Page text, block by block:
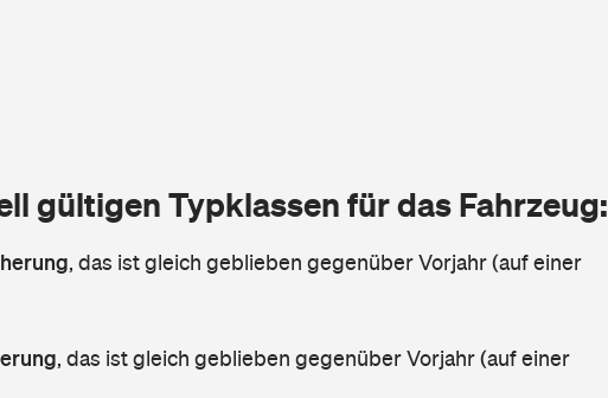
gültigen Typklassen für das Fahrzeug:
, das ist gleich geblieben gegenüber Vorjahr (auf einer
, das ist gleich geblieben gegenüber Vorjahr (auf einer